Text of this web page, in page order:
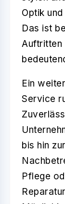
Optik
Das ist
Auftritten
Ein
Service
bis hin
Pflege